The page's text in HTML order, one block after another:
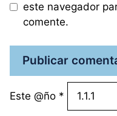
este navegador
comente.
Este @ño *